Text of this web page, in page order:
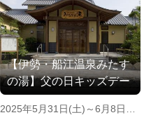
【伊勢・船江温泉みたす
の湯】父の日キッズデー
2025年5月31日(土)～6月8日